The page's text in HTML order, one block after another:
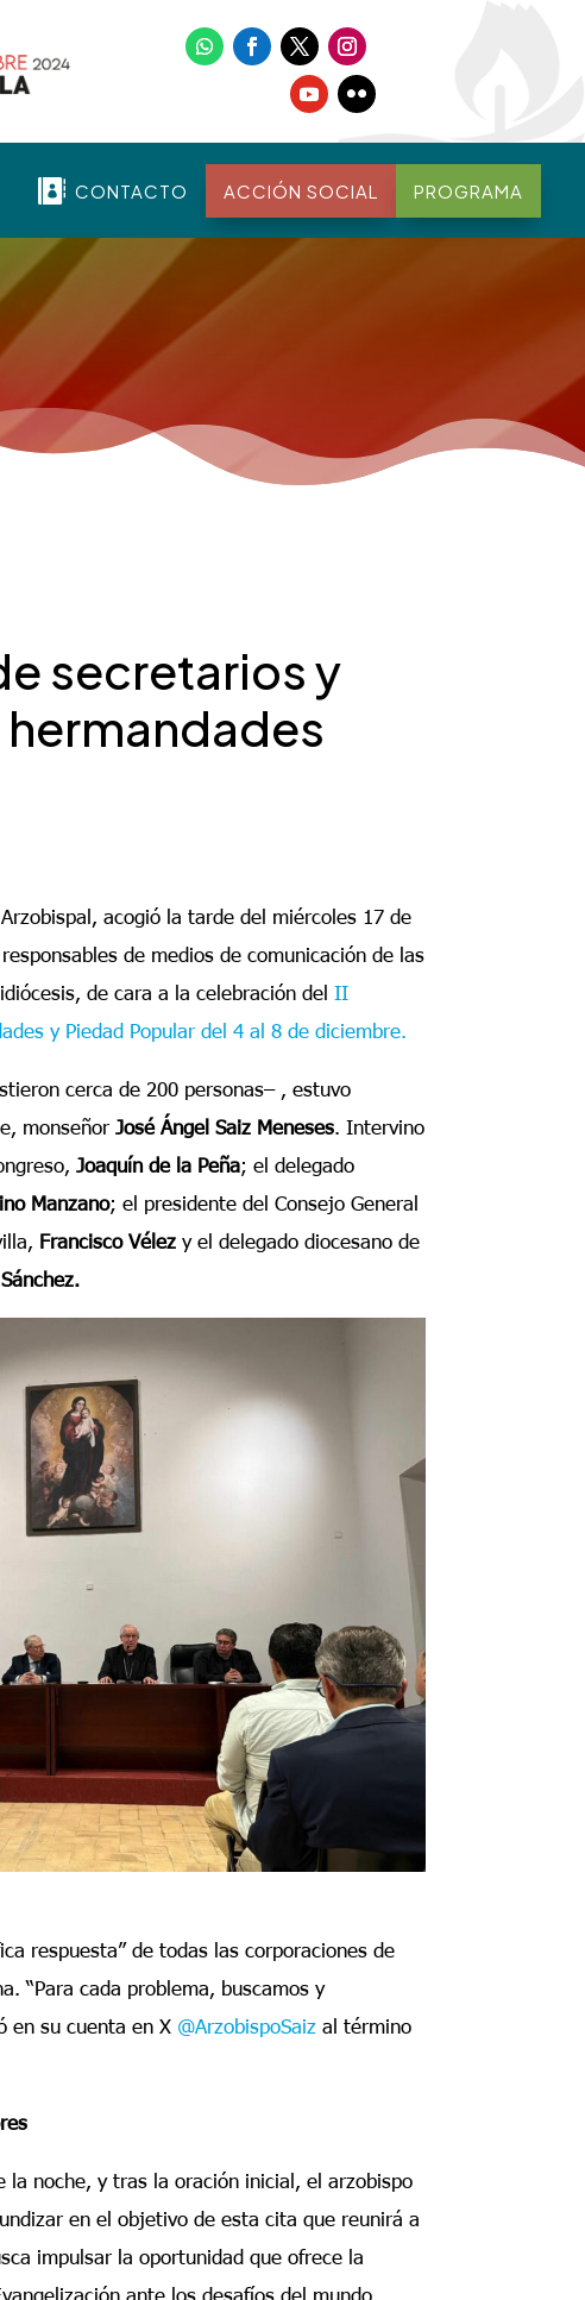
 CONTACTO ACCIÓN SOCIAL PROGRAMA
secretarios y
acogió la tarde del miércoles 17 de
de medios de comunicación de las
de cara a la celebración delII
y Piedad Popular del 4 al 8 de diciembre.
cerca de 200 personas– , estuvo
monseñorJosé Ángel Saiz Meneses. Intervino
Joaquín de la Peña; el delegado
Manzano; el presidente del Consejo General
Francisco Vélez y el delegado diocesano de
respuesta” de todas las corporaciones de
“Para cada problema, buscamos y
en su cuenta en X @ArzobispoSaiz al término
la noche, y tras la oración inicial, el arzobispo
en el objetivo de esta cita que reunirá a
impulsar la oportunidad que ofrece la
ante los desafíos del mundo